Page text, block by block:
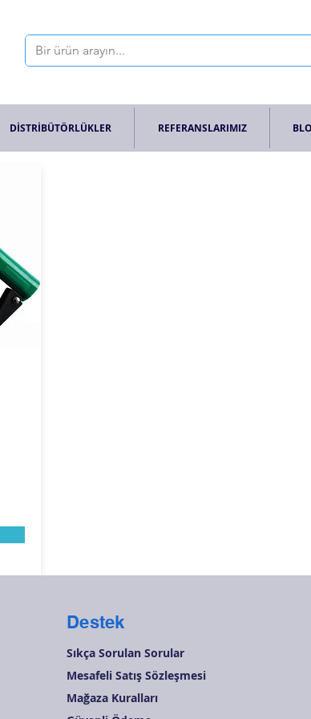
DİSTRİBÜTÖRLÜKLER REFERANSLARIMIZ
Destek
Sıkça Sorulan Sorular
Mesafeli Satış Sözleşmesi
Mağaza Kuralları